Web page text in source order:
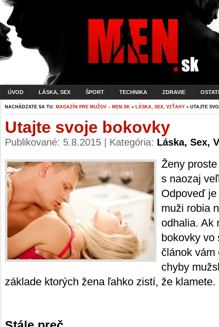
ÚVOD LÁSKA, SEX ŠPORT TECHNIKA ZDRAVIE
NACHÁDZATE SA TU: MAGAZÍN PRE MUŽOV – MEN.SK » LÁSKA, SEX, VZŤAHY » UTAJTE
Utajte svoje bokovky
Publikované: 5.8.2015 | Kategória: Láska, Sex,
Ženy
s naozaj
Odpoveď
muži robia
odhalia. Ak
bokovky vo
článok vám
chyby
základe ktorých žena ľahko zistí, že klamete.